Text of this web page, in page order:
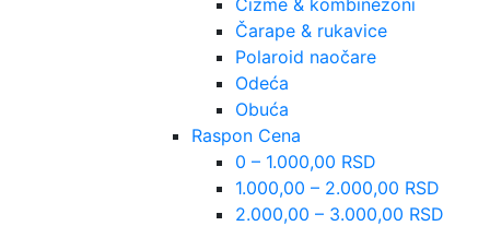
Čarape & rukavice
Polaroid naočare
Odeća
Obuća
Raspon Cena
0 – 1.000,00 RSD
1.000,00 – 2.000,00 RSD
2.000,00 – 3.000,00 RSD